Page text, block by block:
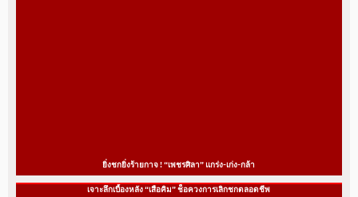
ยิ่งชกยิ่งร้ายกาจ ! “เพชรศิลา” แกร่ง-เก่ง-กล้า
เจาะลึกเบื้องหลัง “เสือคิม” ช็อควงการเลิกชกตลอดชีพ